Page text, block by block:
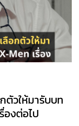
ตัวให้มารับบท
องต่อไป